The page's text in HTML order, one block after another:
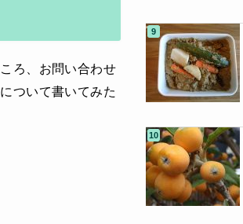
ろ、お問い合わせ
ついて書いてみた